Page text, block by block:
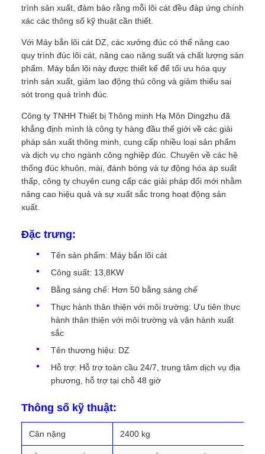
trình sản xuất, đảm bảo rằng mỗi lõi cát đều đáp ứng chính
xác các thông số kỹ thuật cần thiết.
Với Máy bắn lõi cát DZ, các xưởng đúc có thể nâng cao
quy trình đúc lõi cát, nâng cao năng suất và chất lượng sản
phẩm. Máy bắn lõi này được thiết kế để tối ưu hóa quy
trình sản xuất, giảm lao động thủ công và giảm thiểu sai
sót trong quá trình đúc.
Công ty TNHH Thiết bị Thông minh Hạ Môn Dingzhu đã
khẳng định mình là công ty hàng đầu thế giới về các giải
pháp sản xuất thông minh, cung cấp nhiều loại sản phẩm
và dịch vụ cho ngành công nghiệp đúc. Chuyên về các hệ
thống đúc khuôn, mài, đánh bóng và tự động hóa áp suất
thấp, công ty chuyên cung cấp các giải pháp đổi mới nhằm
nâng cao hiệu quả và sự xuất sắc trong hoạt động sản
xuất.
Đặc trưng:
Tên sản phẩm: Máy bắn lõi cát
Công suất: 13,8KW
Bằng sáng chế: Hơn 50 bằng sáng chế
Thực hành thân thiện với môi trường: Ưu tiên thực
hành thân thiện với môi trường và vận hành xuất
sắc
Tên thương hiệu: DZ
Hỗ trợ: Hỗ trợ toàn cầu 24/7, trung tâm dịch vụ địa
phương, hỗ trợ tại chỗ 48 giờ
Thông số kỹ thuật:
Cân nặng 2400 kg